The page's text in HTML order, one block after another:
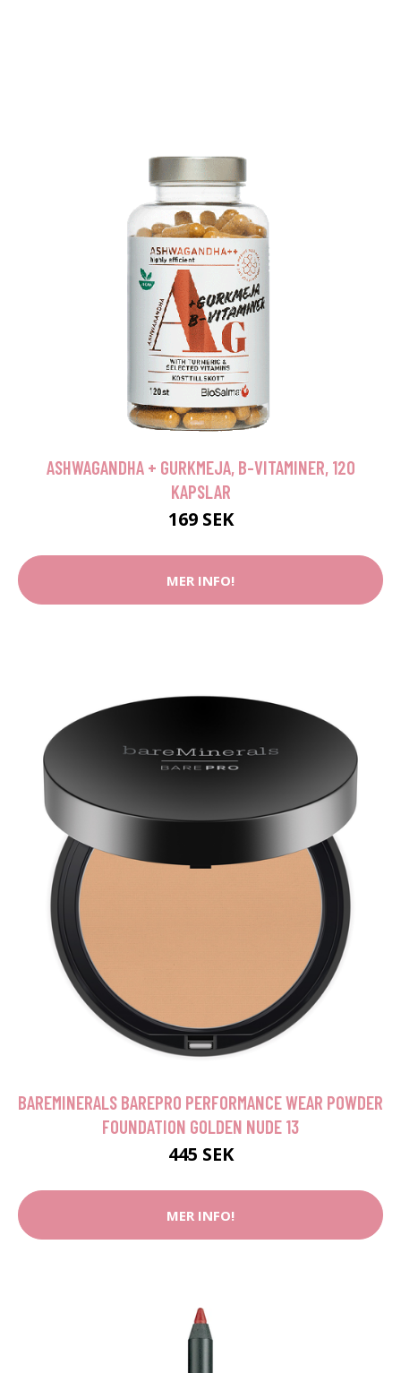
ASHWAGANDHA + GURKMEJA, B-VITAMINER, 120
KAPSLAR
169 SEK
MER INFO!
BAREMINERALS BAREPRO PERFORMANCE WEAR POWDER
FOUNDATION GOLDEN NUDE 13
445 SEK
MER INFO!